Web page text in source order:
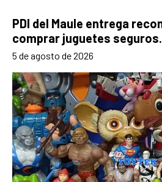
PDI del Maule entrega
comprar juguetes
5 de agosto de 2026